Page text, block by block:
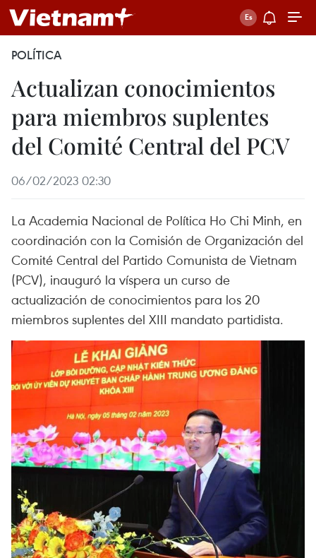
POLÍTICA
Actualizan conocimientos
para miembros suplentes
del Comité Central del PCV
06/02/2023 02:30
La Academia Nacional de Política Ho Chi Minh, en
coordinación con la Comisión de Organización del
Comité Central del Partido Comunista de Vietnam
(PCV), inauguró la víspera un curso de
actualización de conocimientos para los 20
miembros suplentes del XIII mandato partidista.